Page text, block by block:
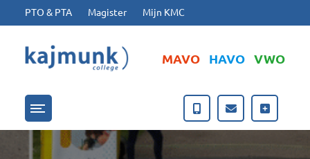
Ga naar hoofdinhoud
Ga naar footer
PTO & PTA Magister Mijn KMC
MAVO HAVO VWO
Menu openen/sluiten